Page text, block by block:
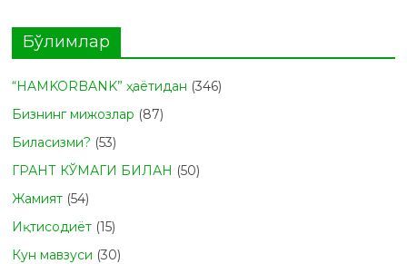
Бўлимлар
“HAMKORBANK” ҳаётидан (346)
Бизнинг мижозлар (87)
Биласизми? (53)
ГРАНТ КЎМАГИ БИЛАН (50)
Жамият (54)
Иқтисодиёт (15)
Кун мавзуси (30)